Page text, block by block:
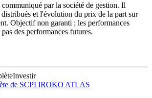
par la société de gestion. Il
et l'évolution du prix de la part sur
Objectif non garanti ; les performances
des performances futures.
Investir
de SCPI IROKO ATLAS